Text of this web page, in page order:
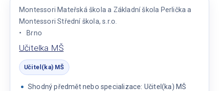
MŠ
Montessori Mateřská škola a Základní škola Perlička a
Montessori Střední škola, s.r.o.
Brno
Učitelka MŠ
Učitel(ka) MŠ
Shodný předmět nebo specializace: Učitel(ka) MŠ